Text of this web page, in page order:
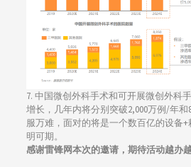
7. 中国微创外科手术和可开展微创外科
增长，几年内将分别突破2,000万例/年
服万难，面对的将是一个数百亿的设备
明可期。
感谢雷锋网本次的邀请，期待活动越办